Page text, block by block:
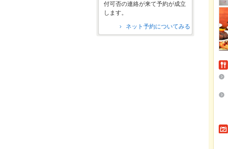
付可否の連絡が来て予約が成立
します。
ネット予約についてみる